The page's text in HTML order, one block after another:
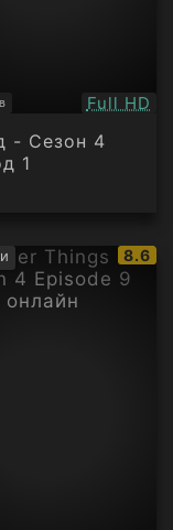
Full HD
- Сезон 4
1
IMDb
8.6